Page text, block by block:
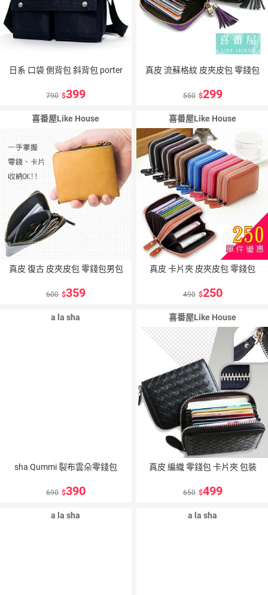
日系 口袋 側背包 斜背包 porter
790 399
真皮 流蘇格紋 皮夾皮包 零錢包
550 299
喜番屋Like House
真皮 復古 皮夾皮包 零錢包男包
600 359
喜番屋Like House
真皮 卡片夾 皮夾皮包 零錢包
490 250
a la sha
sha Qummi 裂布雲朵零錢包
690 390
喜番屋Like House
真皮 編織 零錢包 卡片夾 包裝
650 499
a la sha a la sha